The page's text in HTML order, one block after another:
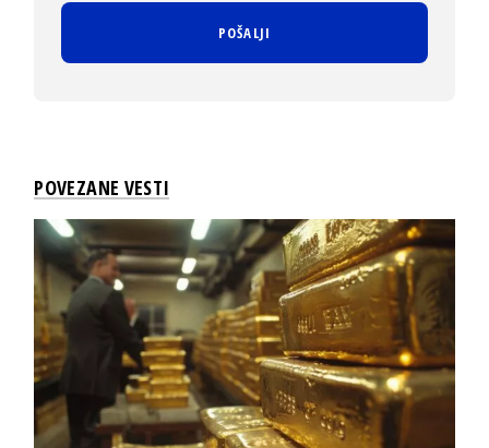
POVEZANE VESTI